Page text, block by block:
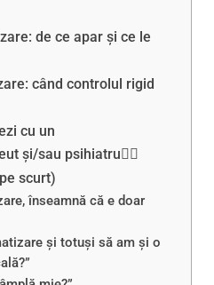
de ce apar și ce le
când controlul rigid
cu un
și/sau psihiatru🧑‍⚕️
scurt)
înseamnă că e doar
și totuși să am și o